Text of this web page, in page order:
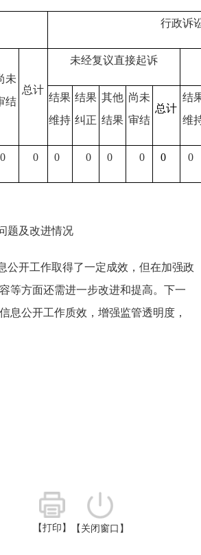
行政诉
未
结
总计
未经复议直接起诉
结果
维持
结果
纠正
其他
结果
尚未
审结
总计
结
维
0 0 0 0 0 0 0 0
题及改进情况
公开工作取得了一定成效，但在加强政
等方面还需进一步改进和提高。下一
息公开工作质效 ，增强监管透明度，
【打印】 【关闭窗口】